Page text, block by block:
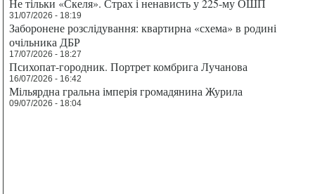
31/07/2026 - 18:19
Заборонене розслідування: квартирна «схема» в родині
очільника ДБР
17/07/2026 - 18:27
Психопат-городник. Портрет комбрига Лучанова
16/07/2026 - 16:42
Мільярдна гральна імперія громадянина Журила
09/07/2026 - 18:04